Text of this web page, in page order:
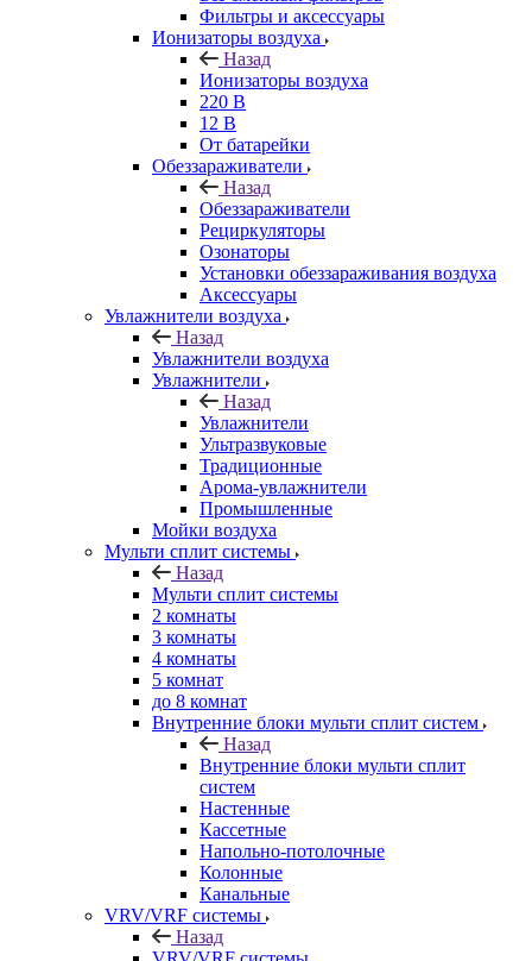
Фильтры и аксессуары
Ионизаторы воздуха
Назад
Ионизаторы воздуха
220 В
12 В
От батарейки
Обеззараживатели
Назад
Обеззараживатели
Рециркуляторы
Озонаторы
Установки обеззараживания воздуха
Аксессуары
Увлажнители воздуха
Назад
Увлажнители воздуха
Увлажнители
Назад
Увлажнители
Ультразвуковые
Традиционные
Арома-увлажнители
Промышленные
Мойки воздуха
Мульти сплит системы
Назад
Мульти сплит системы
2 комнаты
3 комнаты
4 комнаты
5 комнат
до 8 комнат
Внутренние блоки мульти сплит систем
Назад
Внутренние блоки мульти сплит
систем
Настенные
Кассетные
Напольно-потолочные
Колонные
Канальные
VRV/VRF системы
Назад